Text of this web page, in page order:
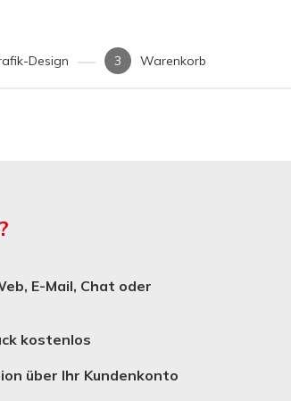
Design Warenkorb
E-Mail, Chat oder
kostenlos
über Ihr Kundenkonto